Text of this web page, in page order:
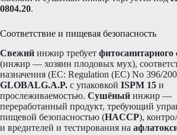
0804.20.
Соответствие и пищевая безопасность
Свежий инжир требует фитосанитарного
(инжир — хозяин плодовых мух),
назначения (ЕС: Regulation (EC) No 396/
GLOBALG.A.P. с упаковкой ISPM 15 и
прослеживаемостью. Сушёный инжир —
переработанный продукт, требующий
пищевой безопасностью (HACCP),
и вредителей и тестирования на